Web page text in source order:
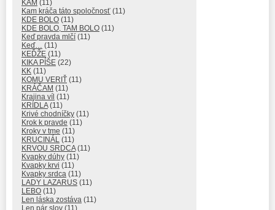
KAM (11)
Kam kráča táto spoločnosť (11)
KDE BOLO (11)
KDE BOLO, TAM BOLO (11)
Keď pravda mlčí (11)
Keď… (11)
KEĎŽE (11)
KIKA PÍŠE (22)
KK (11)
KOMU VERIŤ (11)
KRÁČAM (11)
Krajina víl (11)
KRÍDLA(11)
Krivé chodníčky (11)
Krok k pravde (11)
Kroky v tme (11)
KRUCINÁL (11)
KRVOU SRDCA(11)
Kvapky dúhy (11)
Kvapky krvi (11)
Kvapky srdca (11)
LADY LAZARUS (11)
LEBO (11)
Len láska zostáva (11)
Len pár slov (11)